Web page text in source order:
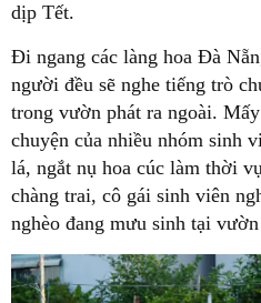
dịp Tết.
Đi ngang các làng hoa Đà
người đều sẽ nghe tiếng trò
trong vườn phát ra ngoài.
chuyện của nhiều nhóm sinh
lá, ngắt nụ hoa cúc làm thời
chàng trai, cô gái sinh viên
nghèo đang mưu sinh tại